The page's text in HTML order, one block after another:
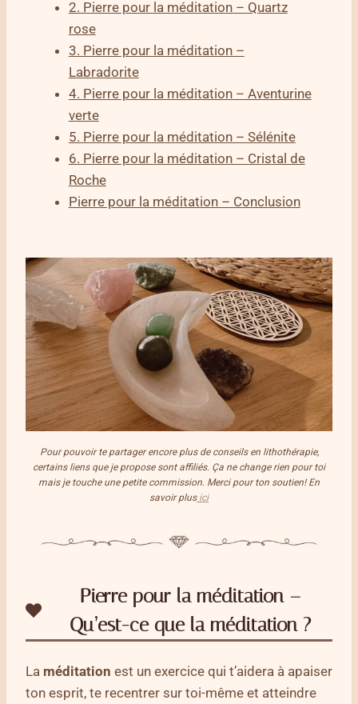
2. Pierre pour la méditation – Quartz
rose
3. Pierre pour la méditation –
Labradorite
4. Pierre pour la méditation – Aventurine
verte
5. Pierre pour la méditation – Sélénite
6. Pierre pour la méditation – Cristal de
Roche
Pierre pour la méditation – Conclusion
Pour pouvoir te partager encore plus de conseils en lithothérapie,
certains liens que je propose sont affiliés. Ça ne change rien pour toi
mais je touche une petite commission. Merci pour ton soutien! En
savoir plusici
Pierre pour la méditation –
Qu’est-ce que la méditation ?
La méditation est un exercice qui t’aidera à apaiser
ton esprit, te recentrer sur toi-même et atteindre